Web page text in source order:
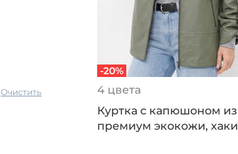
Очистить
-20%
4 цвета
Куртка с капюшоном из
премиум экокожи, хаки